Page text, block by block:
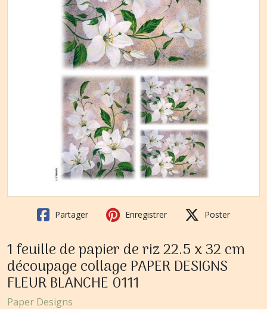
Partager Enregistrer Poster
1 feuille de papier de riz 22.5 x 32 cm
découpage collage PAPER DESIGNS
FLEUR BLANCHE 0111
Paper Designs